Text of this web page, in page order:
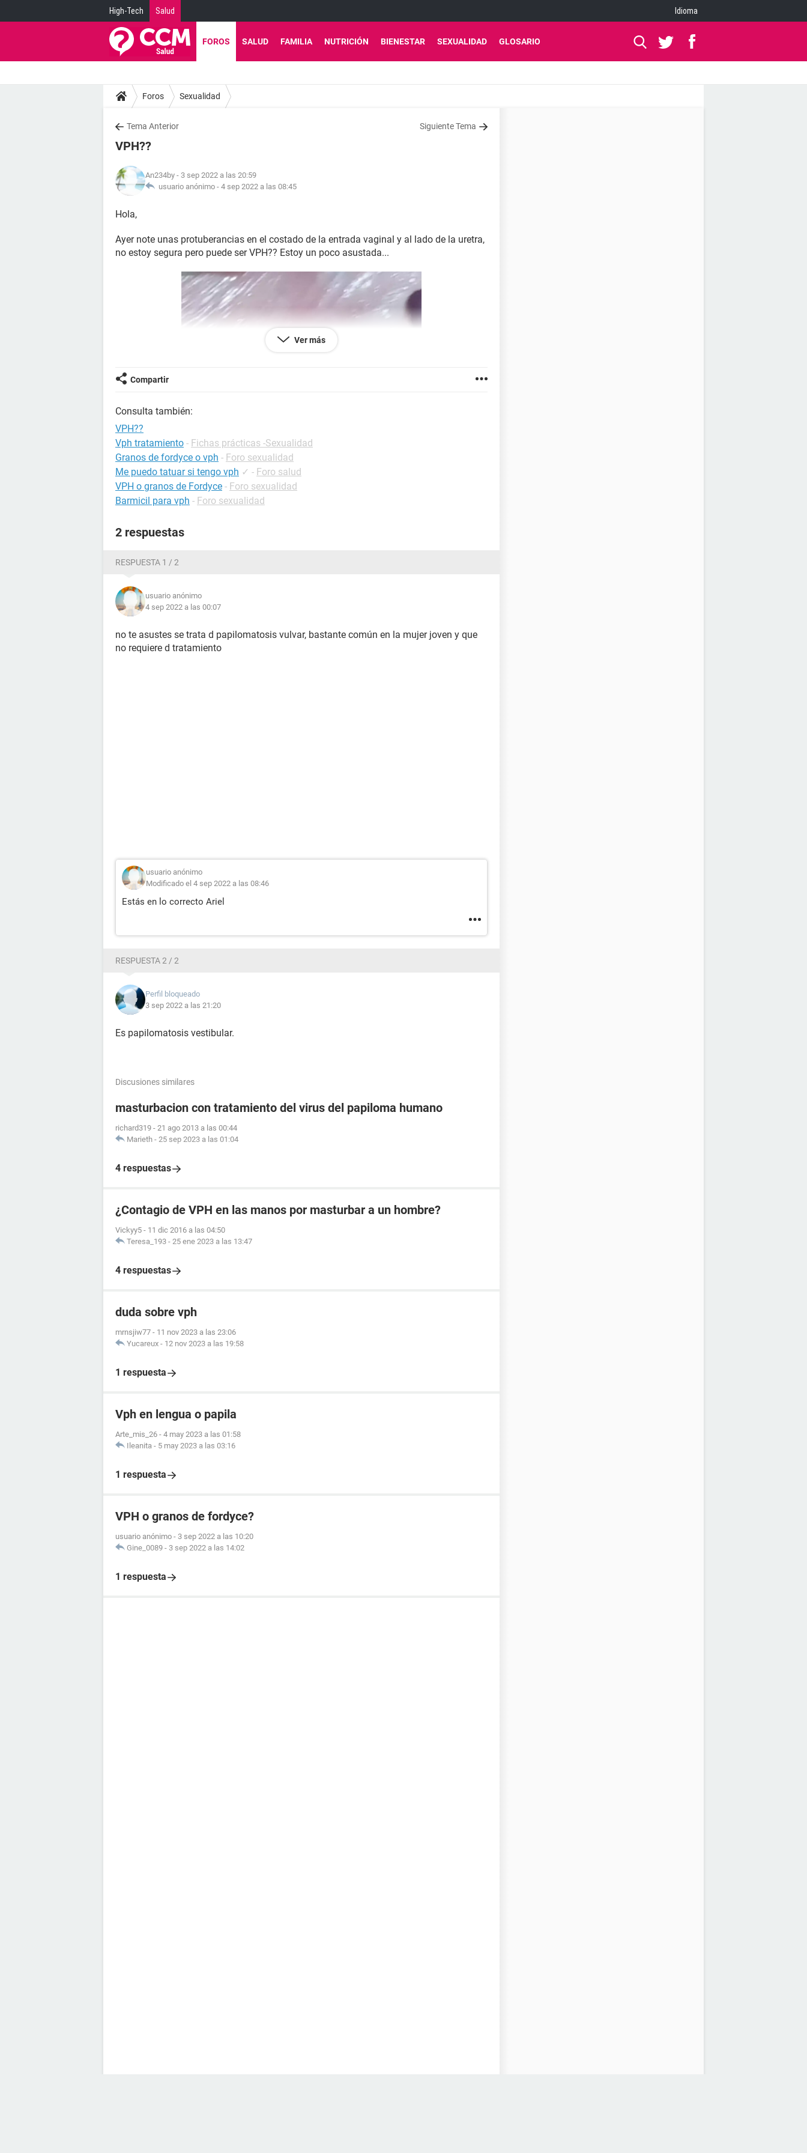
High-Tech Salud Idioma
FOROS SALUD FAMILIA NUTRICIÓN BIENESTAR SEXUALIDAD GLOSARIO
Foros Sexualidad
Tema Anterior Siguiente Tema
VPH??
An234by - 3 sep 2022 a las 20:59
usuario anónimo - 4 sep 2022 a las 08:45
Hola,
Ayer note unas protuberancias en el costado de la entrada vaginal y al lado de la uretra,
no estoy segura pero puede ser VPH?? Estoy un poco asustada...
Ver más
Compartir
Consulta también:
VPH??
Vph tratamiento - Fichas prácticas -Sexualidad
Granos de fordyce o vph - Foro sexualidad
Me puedo tatuar si tengo vph ✓ - Foro salud
VPH o granos de Fordyce - Foro sexualidad
Barmicil para vph - Foro sexualidad
2 respuestas
RESPUESTA 1 / 2
usuario anónimo
4 sep 2022 a las 00:07
no te asustes se trata d papilomatosis vulvar, bastante común en la mujer joven y que
no requiere d tratamiento
usuario anónimo
Modificado el 4 sep 2022 a las 08:46
Estás en lo correcto Ariel
RESPUESTA 2 / 2
Perfil bloqueado
3 sep 2022 a las 21:20
Es papilomatosis vestibular.
Discusiones similares
masturbacion con tratamiento del virus del papiloma humano
richard319 - 21 ago 2013 a las 00:44
Marieth - 25 sep 2023 a las 01:04
4 respuestas
¿Contagio de VPH en las manos por masturbar a un hombre?
Vickyy5 - 11 dic 2016 a las 04:50
Teresa_193 - 25 ene 2023 a las 13:47
4 respuestas
duda sobre vph
mrnsjiw77 - 11 nov 2023 a las 23:06
Yucareux - 12 nov 2023 a las 19:58
1 respuesta
Vph en lengua o papila
Arte_mis_26 - 4 may 2023 a las 01:58
Ileanita - 5 may 2023 a las 03:16
1 respuesta
VPH o granos de fordyce?
usuario anónimo - 3 sep 2022 a las 10:20
Gine_0089 - 3 sep 2022 a las 14:02
1 respuesta